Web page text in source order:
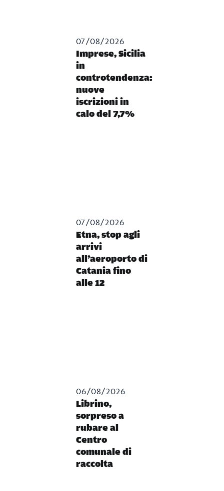
07/08/2026
Imprese, Sicilia
in
controtendenza:
nuove
iscrizioni in
calo del 7,7%
07/08/2026
Etna, stop agli
arrivi
all’aeroporto di
Catania fino
alle 12
06/08/2026
Librino,
sorpreso a
rubare al
Centro
comunale di
raccolta